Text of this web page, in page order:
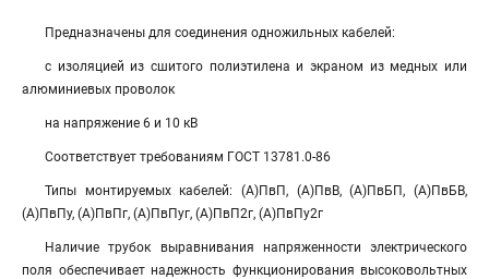
Предназначены для соединения одножильных кабелей:
с изоляцией из сшитого полиэтилена и экраном из медных или
алюминиевых проволок
на напряжение 6 и 10 кВ
Соответствует требованиям ГОСТ 13781.0-86
Типы монтируемых кабелей: (А)ПвП, (А)ПвВ, (А)ПвБП, (А)ПвБВ,
(А)ПвПу, (А)ПвПг, (А)ПвПуг, (А)ПвП2г, (А)ПвПу2г
Наличие трубок выравнивания напряженности электрического
поля обеспечивает надежность функционирования высоковольтных